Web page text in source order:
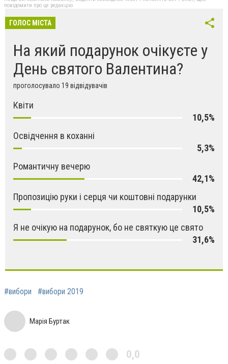
повідомити про це редакцію
ГОЛОС МІСТА
На який подарунок очікуєте у
День святого Валентина?
проголосувало 19 відвідувачів
Квіти
10,5%
Освідчення в коханні
5,3%
Романтичну вечерю
42,1%
Пропозицію руки і серця чи коштовні подарунки
10,5%
Я не очікую на подарунок, бо не святкую це свято
31,6%
#вибори #вибори 2019
Марія Буртак
0,0